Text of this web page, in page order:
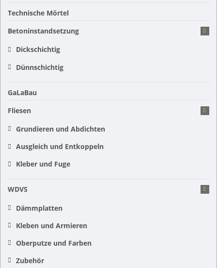
Technische Mörtel
Betoninstandsetzung
Dickschichtig
Dünnschichtig
GaLaBau
Fliesen
Grundieren und Abdichten
Ausgleich und Entkoppeln
Kleber und Fuge
WDVS
Dämmplatten
Kleben und Armieren
Oberputze und Farben
Zubehör